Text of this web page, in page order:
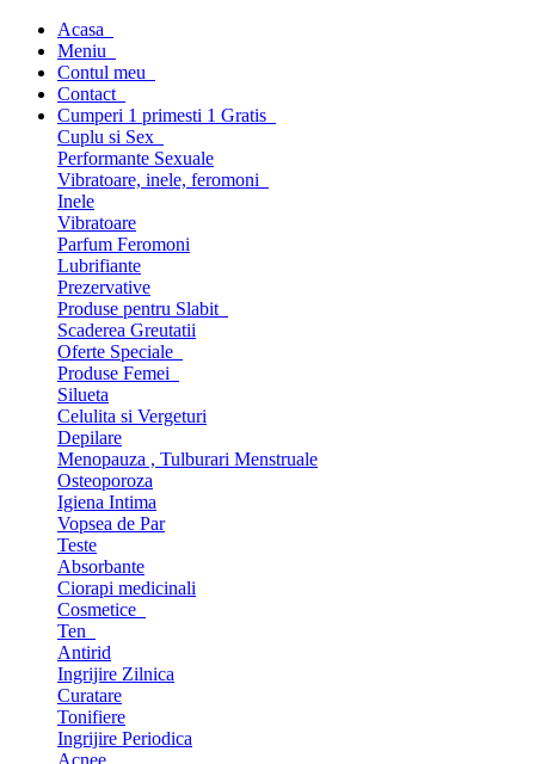
Acasa
Meniu
Contul meu
Contact
Cumperi 1 primesti 1 Gratis
Cuplu si Sex
Performante Sexuale
Vibratoare, inele, feromoni
Inele
Vibratoare
Parfum Feromoni
Lubrifiante
Prezervative
Produse pentru Slabit
Scaderea Greutatii
Oferte Speciale
Produse Femei
Silueta
Celulita si Vergeturi
Depilare
Menopauza , Tulburari Menstruale
Osteoporoza
Igiena Intima
Vopsea de Par
Teste
Absorbante
Ciorapi medicinali
Cosmetice
Ten
Antirid
Ingrijire Zilnica
Curatare
Tonifiere
Ingrijire Periodica
Acnee